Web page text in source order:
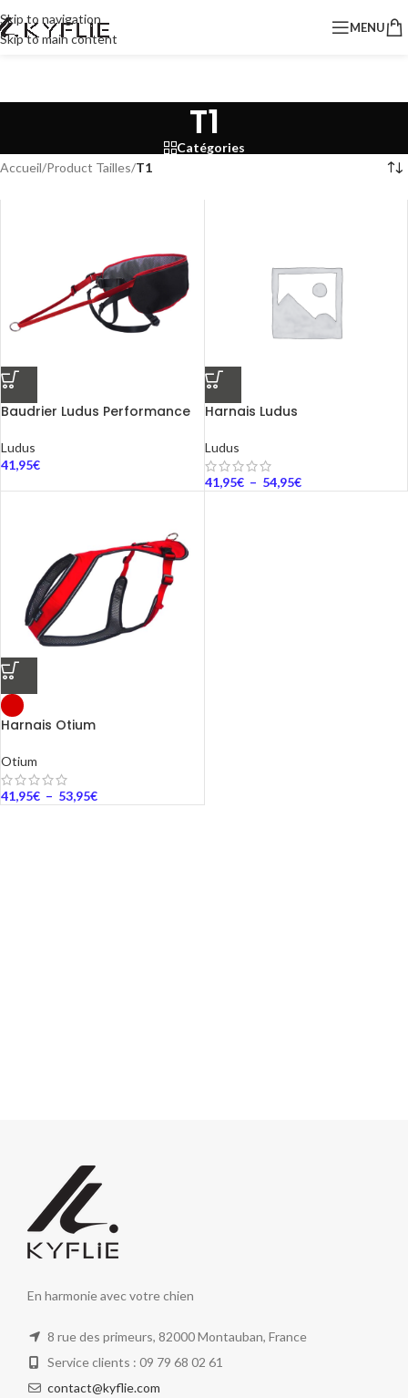
Skip to navigation
Skip to main content
MENU
T1
Catégories
Accueil/Product Tailles/T1
Baudrier Ludus Performance
Ludus
41,95€
Harnais Ludus
Ludus
41,95€ – 54,95€
Harnais Otium
Otium
41,95€ – 53,95€
En harmonie avec votre chien
8 rue des primeurs, 82000 Montauban, France
Service clients : 09 79 68 02 61
contact@kyflie.com